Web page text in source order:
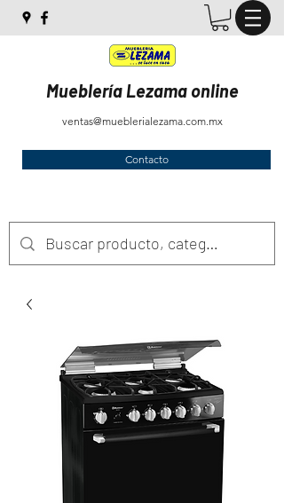
Mueblería Lezama online
ventas@mueblerialezama.com.mx
Contacto